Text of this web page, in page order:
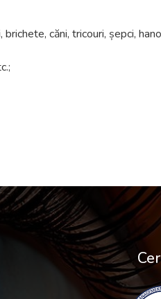
căni, tricouri, șepci,